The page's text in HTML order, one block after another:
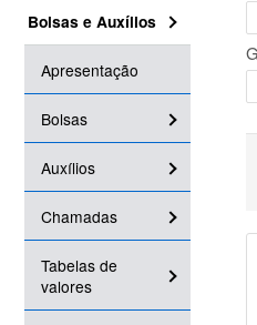
Bolsas e Auxílios
Apresentação
Bolsas
Auxílios
Chamadas
Tabelas de
valores